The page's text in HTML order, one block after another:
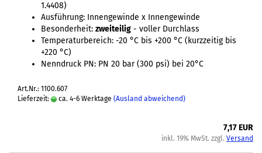
1.4408)
Ausführung: Innengewinde x Innengewinde
Besonderheit: zweiteilig - voller Durchlass
Temperaturbereich: -20 °C bis +200 °C (kurzzeitig bis
+220 °C)
Nenndruck PN: PN 20 bar (300 psi) bei 20°C
Art.Nr.: 1100.607
Lieferzeit:
ca. 4-6 Werktage (Ausland abweichend)
7,17 EUR
inkl. 19% MwSt. zzgl. Versand